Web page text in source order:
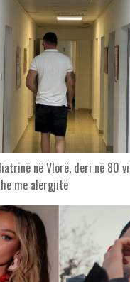
në Vlorë, deri në 80
me alergjitë